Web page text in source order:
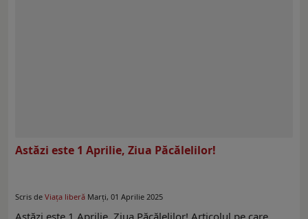
Astăzi este 1 Aprilie, Ziua Păcălelilor!
Scris de Viaţa liberă Marți, 01 Aprilie 2025
Astăzi este 1 Aprilie, Ziua Păcălelilor! Articolul pe care